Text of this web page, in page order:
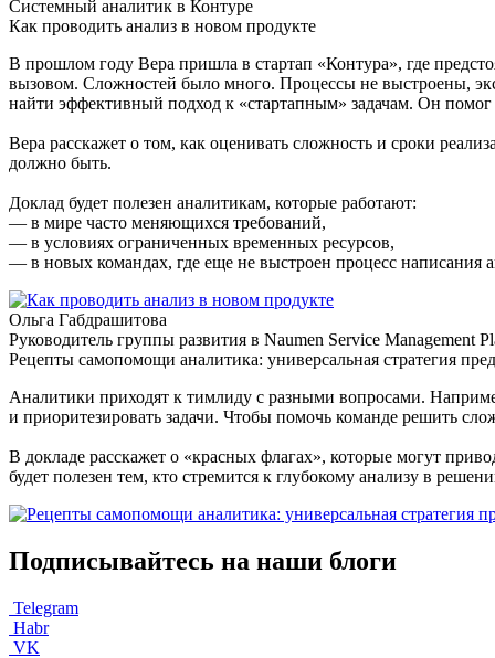
Системный аналитик в Контуре
Как проводить анализ в новом продуктe
В прошлом году Вера пришла в стартап «Контура», где
вызовом. Сложностей было много. Процессы не выстроены,
найти эффективный подход к «стартапным» задачам. Он
Вера расскажет о том, как оценивать сложность и сроки
должно быть.
Доклад будет полезен аналитикам, которые работают:
— в мире часто меняющихся требований,
— в условиях ограниченных временных ресурсов,
— в новых командах, где еще не выстроен процесс написания
Ольга Габдрашитова
Руководитель группы развития в Naumen Service Management
Рецепты самопомощи аналитика: универсальная стратегия
Аналитики приходят к тимлиду с разными вопросами.
и приоритезировать задачи. Чтобы помочь команде решить
В докладе расскажет о «красных флагах», которые могут
будет полезен тем, кто стремится к глубокому анализу в
Подписывайтесь на наши блоги
Telegram
Habr
VK